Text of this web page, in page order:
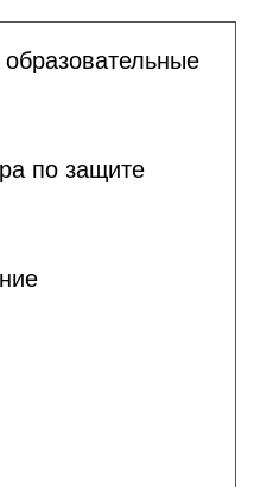
по защите